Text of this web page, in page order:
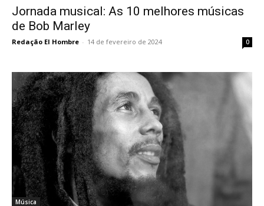
Jornada musical: As 10 melhores músicas
de Bob Marley
Redação El Hombre - 14 de fevereiro de 2024 0
Música